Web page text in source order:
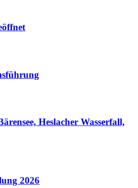
Heslacher Wasserfall,
2026